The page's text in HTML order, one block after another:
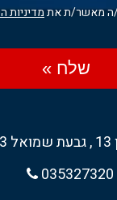
ה מאשר/ת אתמדיניות
שלח »
035327320